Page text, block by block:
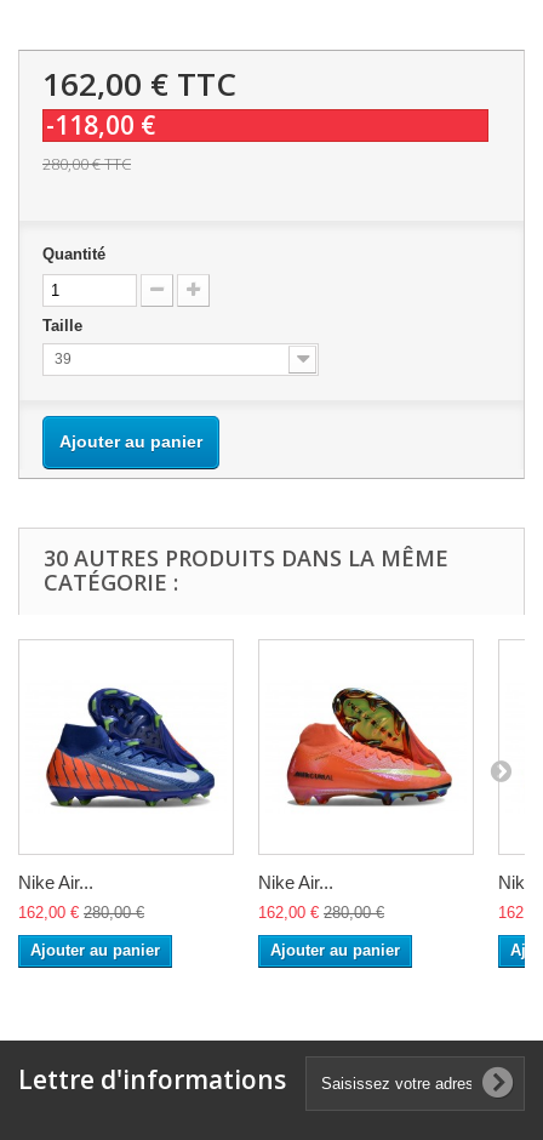
162,00 € TTC
-118,00 €
280,00 €TTC
Quantité
Taille
39
Ajouter au panier
30 AUTRES PRODUITS DANS LA MÊME
CATÉGORIE :
Nike Air...
162,00 € 280,00 €
Ajouter au panier
Nike Air...
162,00 € 280,00 €
Ajouter au panier
Nike
Lettre d'informations